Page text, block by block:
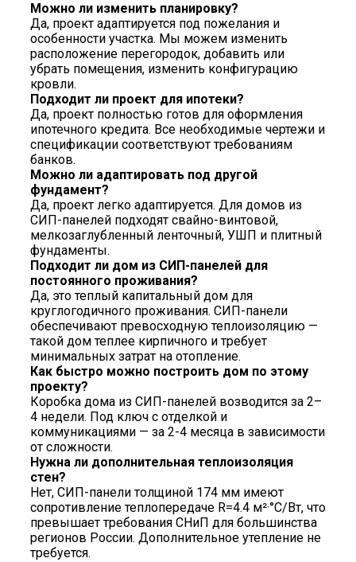
Можно ли изменить планировку?
Да, проект адаптируется под пожелания и
особенности участка. Мы можем изменить
расположение перегородок, добавить или
убрать помещения, изменить конфигурацию
кровли.
Подходит ли проект для ипотеки?
Да, проект полностью готов для оформления
ипотечного кредита. Все необходимые чертежи и
спецификации соответствуют требованиям
банков.
Можно ли адаптировать под другой
фундамент?
Да, проект легко адаптируется. Для домов из
СИП-панелей подходят свайно-винтовой,
мелкозаглубленный ленточный, УШП и плитный
фундаменты.
Подходит ли дом из СИП-панелей для
постоянного проживания?
Да, это теплый капитальный дом для
круглогодичного проживания. СИП-панели
обеспечивают превосходную теплоизоляцию —
такой дом теплее кирпичного и требует
минимальных затрат на отопление.
Как быстро можно построить дом по этому
проекту?
Коробка дома из СИП-панелей возводится за 2–
4 недели. Под ключ с отделкой и
коммуникациями — за 2-4 месяца в зависимости
от сложности.
Нужна ли дополнительная теплоизоляция
стен?
Нет, СИП-панели толщиной 174 мм имеют
сопротивление теплопередаче R=4.4 м²·°C/Вт, что
превышает требования СНиП для большинства
регионов России. Дополнительное утепление не
требуется.